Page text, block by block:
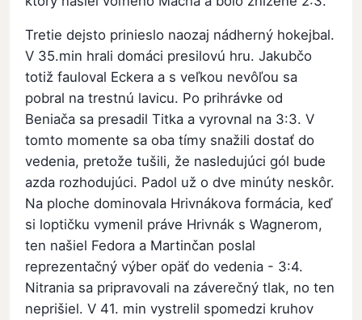
Tretie dejsto prinieslo naozaj nádherný hokejbal.
V 35.min hrali domáci presilovú hru. Jakubčo
totiž fauloval Eckera a s veľkou nevôľou sa
pobral na trestnú lavicu. Po prihrávke od
Beniača sa presadil Titka a vyrovnal na 3:3. V
tomto momente sa oba tímy snažili dostať do
vedenia, pretože tušili, že nasledujúci gól bude
azda rozhodujúci. Padol už o dve minúty neskôr.
Na ploche dominovala Hrivnákova formácia, keď
si loptičku vymenil práve Hrivnák s Wagnerom,
ten našiel Fedora a Martinčan poslal
reprezentačný výber opäť do vedenia - 3:4.
Nitrania sa pripravovali na záverečný tlak, no ten
neprišiel. V 41. min vystrelil spomedzi kruhov